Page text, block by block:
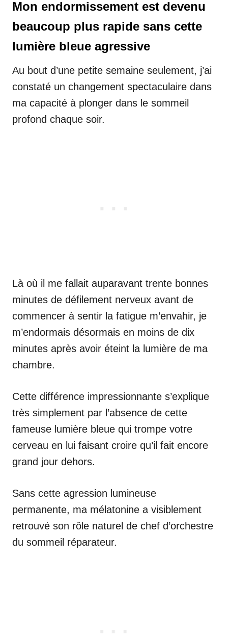
Mon endormissement est devenu
beaucoup plus rapide sans cette
lumière bleue agressive
Au bout d’une petite semaine seulement, j’ai
constaté un changement spectaculaire dans
ma capacité à plonger dans le sommeil
profond chaque soir.
Là où il me fallait auparavant trente bonnes
minutes de défilement nerveux avant de
commencer à sentir la fatigue m’envahir, je
m’endormais désormais en moins de dix
minutes après avoir éteint la lumière de ma
chambre.
Cette différence impressionnante s’explique
très simplement par l’absence de cette
fameuse lumière bleue qui trompe votre
cerveau en lui faisant croire qu’il fait encore
grand jour dehors.
Sans cette agression lumineuse
permanente, ma mélatonine a visiblement
retrouvé son rôle naturel de chef d’orchestre
du sommeil réparateur.